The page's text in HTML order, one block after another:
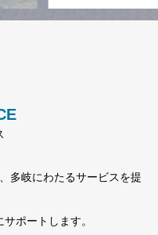
多岐にわたるサービスを提
ポートします。